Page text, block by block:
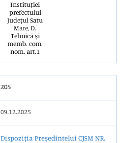
Instituției
prefectului
Județul Satu
Mare, D.
Tehnică și
memb. com.
nom. art.1
205
09.12.2025
Dispoziția Președintelui CJSM NR.